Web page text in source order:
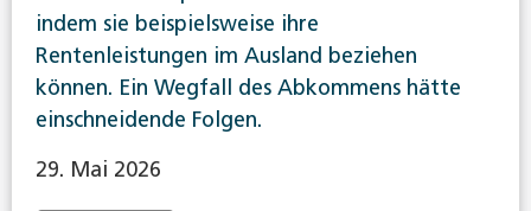
indem sie beispielsweise ihre
Rentenleistungen im Ausland beziehen
können. Ein Wegfall des Abkommens hätte
einschneidende Folgen.
29. Mai 2026